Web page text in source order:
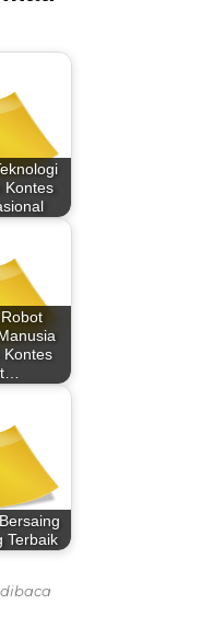
Kontes
Kontes
Terbaik